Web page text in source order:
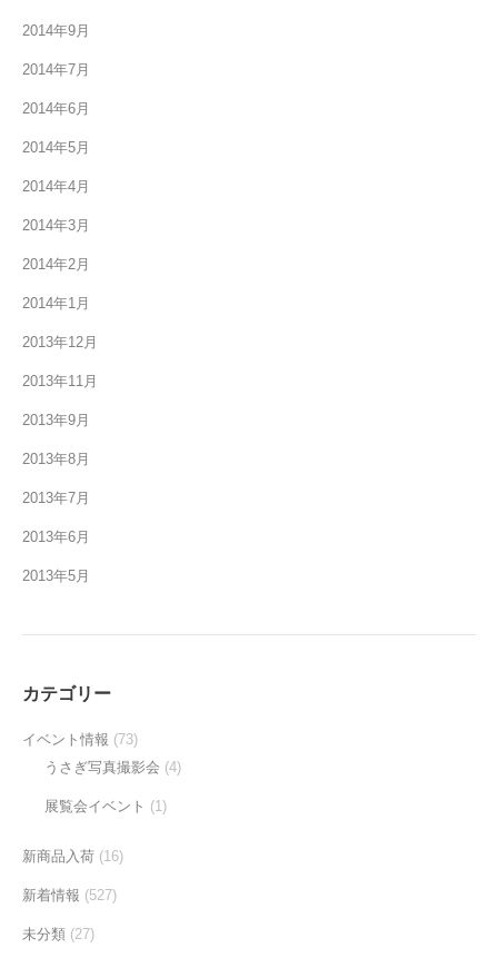
2014年9月
2014年7月
2014年6月
2014年5月
2014年4月
2014年3月
2014年2月
2014年1月
2013年12月
2013年11月
2013年9月
2013年8月
2013年7月
2013年6月
2013年5月
カテゴリー
イベント情報 (73)
うさぎ写真撮影会 (4)
展覧会イベント (1)
新商品入荷 (16)
新着情報 (527)
未分類 (27)